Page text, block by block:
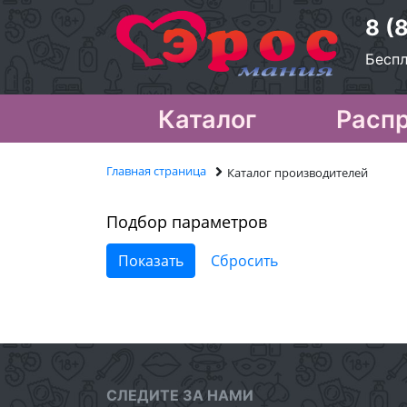
8
Каталог
Главная страница Каталог производителей
Подбор параметров
СЛЕДИТЕ ЗА НАМИ